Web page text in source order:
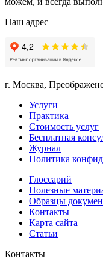
Наш адрес
г. Москва,
Услуги
Практика
Стоимость услуг
Бесплатная
Журнал
Политика
Глоссарий
Полезные
Образцы
Контакты
Карта сайта
Статьи
Контакты